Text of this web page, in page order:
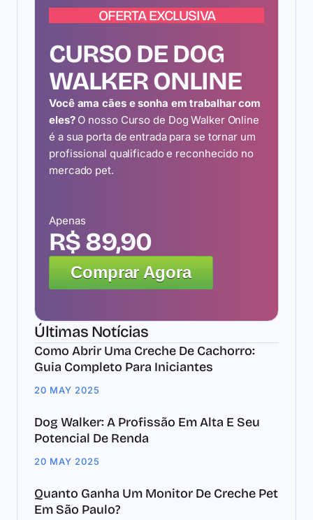
OFERTA EXCLUSIVA
CURSO DE DOG
WALKER ONLINE
Você ama cães e sonha em trabalhar com
eles?O nosso Curso de Dog Walker Online
é a sua porta de entrada para se tornar um
profissional qualificado e reconhecido no
mercado pet.
Apenas
R$ 89,90
Comprar Agora
Últimas Notícias
Como Abrir Uma Creche De Cachorro:
Guia Completo Para Iniciantes
20 MAY 2025
Dog Walker: A Profissão Em Alta E Seu
Potencial De Renda
20 MAY 2025
Quanto Ganha Um Monitor De Creche Pet
Em São Paulo?